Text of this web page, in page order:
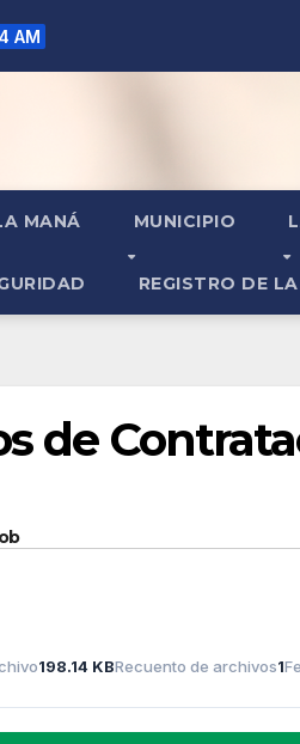
AM
MANÁ MUNICIPIO
REGISTRO DE
de
198.14 KBRecuento de archivos1